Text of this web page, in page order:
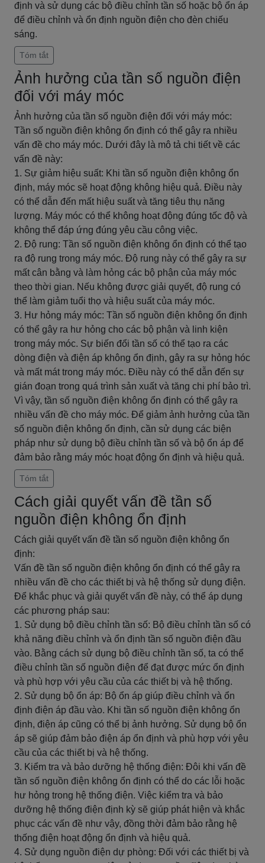
định và sử dụng các bộ điều chỉnh tần số hoặc bộ ổn áp
để điều chỉnh và ổn định nguồn điện cho đèn chiếu
sáng.
Tóm tắt
Ảnh hưởng của tần số nguồn điện
đối với máy móc
Ảnh hưởng của tần số nguồn điện đối với máy móc:
Tần số nguồn điện không ổn định có thể gây ra nhiều
vấn đề cho máy móc. Dưới đây là mô tả chi tiết về các
vấn đề này:
1. Sự giảm hiệu suất: Khi tần số nguồn điện không ổn
định, máy móc sẽ hoạt động không hiệu quả. Điều này
có thể dẫn đến mất hiệu suất và tăng tiêu thụ năng
lượng. Máy móc có thể không hoạt động đúng tốc độ và
không thể đáp ứng đúng yêu cầu công việc.
2. Độ rung: Tần số nguồn điện không ổn định có thể tạo
ra độ rung trong máy móc. Độ rung này có thể gây ra sự
mất cân bằng và làm hỏng các bộ phận của máy móc
theo thời gian. Nếu không được giải quyết, độ rung có
thể làm giảm tuổi thọ và hiệu suất của máy móc.
3. Hư hỏng máy móc: Tần số nguồn điện không ổn định
có thể gây ra hư hỏng cho các bộ phận và linh kiện
trong máy móc. Sự biến đổi tần số có thể tạo ra các
dòng điện và điện áp không ổn định, gây ra sự hỏng hóc
và mất mát trong máy móc. Điều này có thể dẫn đến sự
gián đoạn trong quá trình sản xuất và tăng chi phí bảo trì.
Vì vậy, tần số nguồn điện không ổn định có thể gây ra
nhiều vấn đề cho máy móc. Để giảm ảnh hưởng của tần
số nguồn điện không ổn định, cần sử dụng các biện
pháp như sử dụng bộ điều chỉnh tần số và bộ ổn áp để
đảm bảo rằng máy móc hoạt động ổn định và hiệu quả.
Tóm tắt
Cách giải quyết vấn đề tần số
nguồn điện không ổn định
Cách giải quyết vấn đề tần số nguồn điện không ổn
định:
Vấn đề tần số nguồn điện không ổn định có thể gây ra
nhiều vấn đề cho các thiết bị và hệ thống sử dụng điện.
Để khắc phục và giải quyết vấn đề này, có thể áp dụng
các phương pháp sau:
1. Sử dụng bộ điều chỉnh tần số: Bộ điều chỉnh tần số có
khả năng điều chỉnh và ổn định tần số nguồn điện đầu
vào. Bằng cách sử dụng bộ điều chỉnh tần số, ta có thể
điều chỉnh tần số nguồn điện để đạt được mức ổn định
và phù hợp với yêu cầu của các thiết bị và hệ thống.
2. Sử dụng bộ ổn áp: Bộ ổn áp giúp điều chỉnh và ổn
định điện áp đầu vào. Khi tần số nguồn điện không ổn
định, điện áp cũng có thể bị ảnh hưởng. Sử dụng bộ ổn
áp sẽ giúp đảm bảo điện áp ổn định và phù hợp với yêu
cầu của các thiết bị và hệ thống.
3. Kiểm tra và bảo dưỡng hệ thống điện: Đôi khi vấn đề
tần số nguồn điện không ổn định có thể do các lỗi hoặc
hư hỏng trong hệ thống điện. Việc kiểm tra và bảo
dưỡng hệ thống điện định kỳ sẽ giúp phát hiện và khắc
phục các vấn đề như vậy, đồng thời đảm bảo rằng hệ
thống điện hoạt động ổn định và hiệu quả.
4. Sử dụng nguồn điện dự phòng: Đối với các thiết bị và